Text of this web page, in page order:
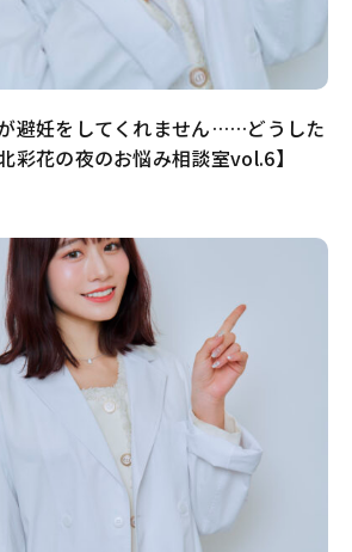
避妊をしてくれません……どうした
彩花の夜のお悩み相談室vol.6】